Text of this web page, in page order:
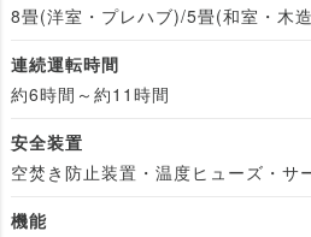
8畳(洋室・プレハブ)/5畳(和室・木
連続運転時間
約6時間～約11時間
安全装置
空焚き防止装置・温度ヒューズ・サ
機能